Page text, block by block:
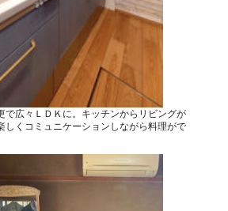
で広々ＬＤＫに。キッチンからリビングが
しくコミュニケーションしながら料理がで